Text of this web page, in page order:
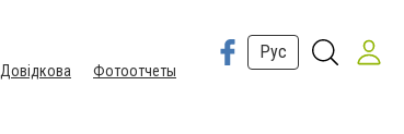
Довідкова Фотоотчеты
Рус